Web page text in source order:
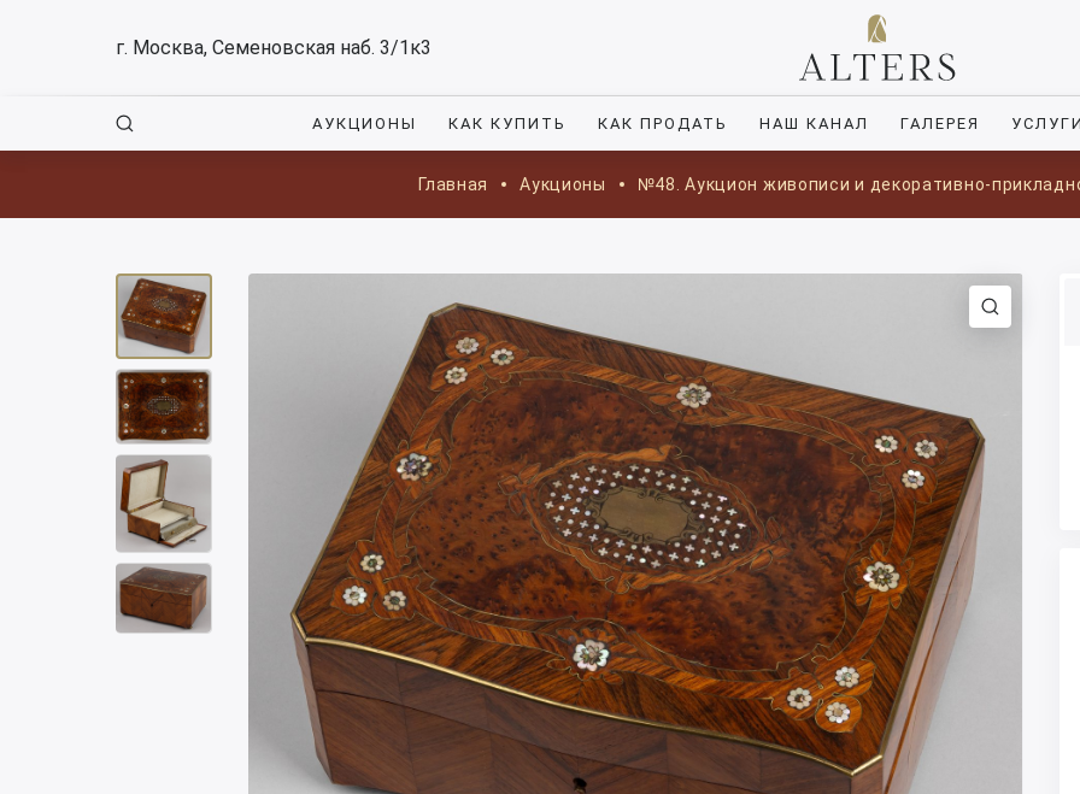
г. Москва, Семеновская наб. 3/1к3
АУКЦИОНЫ КАК КУПИТЬ КАК ПРОДАТЬ НАШ КАНАЛ ГАЛЕРЕЯ
Главная Аукционы №48. Аукцион живописи и декоративно-